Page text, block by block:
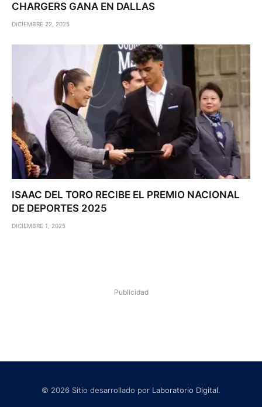
CHARGERS GANA EN DALLAS
DICIEMBRE 22, 2025
ISAAC DEL TORO RECIBE EL PREMIO NACIONAL
DE DEPORTES 2025
DICIEMBRE 1, 2025
Publicidad
© 2026 Sitio desarrollado por Laboratorio Digital.